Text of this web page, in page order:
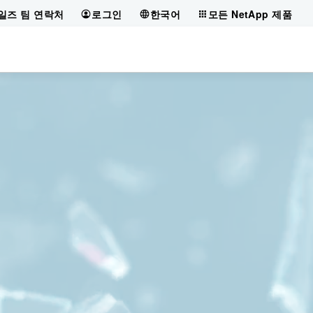
즈 팀 연락처 로그인 한국어 모든 NetApp 제품